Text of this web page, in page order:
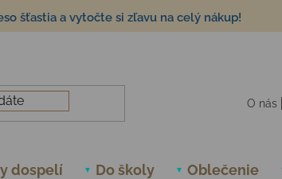
šťastia a vytočte si zľavu na celý nákup!
O nás
dospelí Do školy Oblečenie